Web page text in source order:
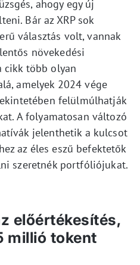
ahogy egy új
Bár az XRP sok
választás volt, vannak
növekedési
cikk több olyan
amelyek 2024 vége
felülmúlhatják
A folyamatosan változó
jelenthetik a kulcsot
az éles eszű befektetők
szeretnék portfóliójukat.
előértékesítés,
millió tokent